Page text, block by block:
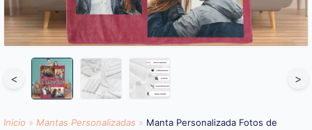
< >
Inicio » Mantas Personalizadas » Manta Personalizada Fotos de